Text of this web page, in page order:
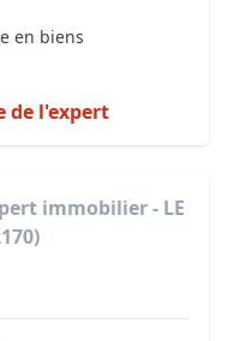
en biens
de l'expert
immobilier - LE